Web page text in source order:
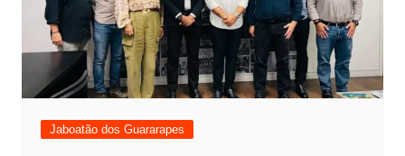
Jaboatão dos Guararapes